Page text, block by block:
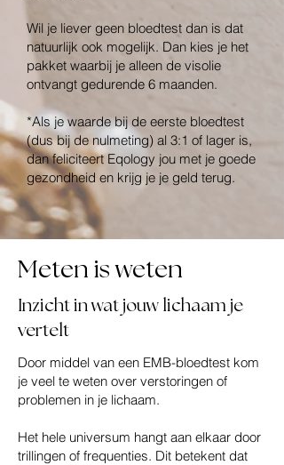
Wil je liever geen bloedtest dan is dat
natuurlijk ook mogelijk. Dan kies je het
pakket waarbij je alleen de visolie
ontvangt gedurende 6 maanden.
*Als je waarde bij de eerste bloedtest
(dus bij de nulmeting) al 3:1 of lager is,
dan feliciteert Eqology jou met je goede
gezondheid en krijg je je geld terug.
Meten is weten
Inzicht in wat jouw lichaam je
vertelt
Door middel van een EMB-bloedtest kom
je veel te weten over verstoringen of
problemen in je lichaam.
Het hele universum hangt aan elkaar door
trillingen of frequenties. Dit betekent dat